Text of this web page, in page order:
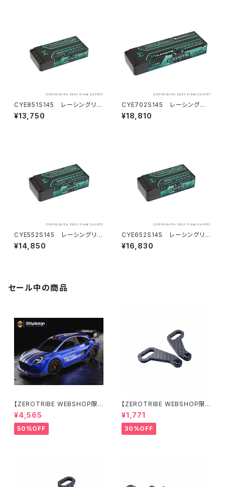
CYE851S145 レーシングリポ
バッテリー 8500mAh ,145C ,1
S2P ,3.8V ,32.3Wh
¥13,750
CYE702S145 レーシングリ
ポバッテリー 7000mAh ,145C
,2S1P ,7.6V ,53.2Wh
¥18,810
CYE552S145 レーシングリポ
バッテリー 5500mAh ,145C ,2
S1P ,7.6V ,41.8Wh
¥14,850
CYE652S145 レーシングリ
ポバッテリー 6500mAh ,145C
,2S1P ,7.6V ,49.4Wh
¥16,830
セール中の商品
【ZEROTRIBE WEBSHOP限
定価格】BDRX-190P10R P1
0R クリアーボディ 1/10 ラリー
190mm ライトウェイト
¥4,565
50%OFF
【ZEROTRIBE WEBSHOP限
定価格】RCM-X4-CSAR カ
ーボンリアステアリングアームセ
ット XRAY X4用
¥1,771
30%OFF